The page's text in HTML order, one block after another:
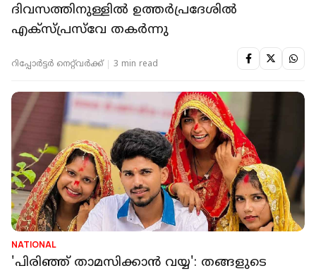
ദിവസത്തിനുള്ളില്‍ ഉത്തര്‍പ്രദേശില്‍
എക്‌സ്പ്രസ്‌വേ തകര്‍ന്നു
റിപ്പോർട്ടർ നെറ്റ്‌വര്‍ക്ക്‌ 3 min read
NATIONAL
'പിരിഞ്ഞ് താമസിക്കാൻ വയ്യ': തങ്ങളുടെ